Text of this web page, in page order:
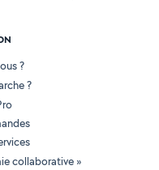
?
?
collaborative »